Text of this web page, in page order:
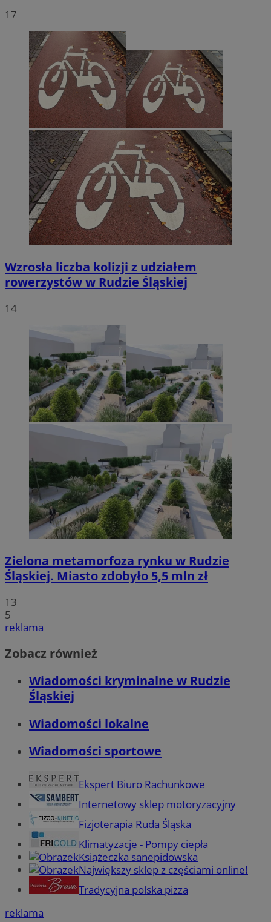
17
Wzrosła liczba kolizji z udziałem
rowerzystów w Rudzie Śląskiej
14
Zielona metamorfoza rynku w Rudzie
Śląskiej. Miasto zdobyło 5,5 mln zł
13
5
reklama
Zobacz również
Wiadomości kryminalne w Rudzie
Śląskiej
Wiadomości lokalne
Wiadomości sportowe
Ekspert Biuro Rachunkowe
Internetowy sklep motoryzacyjny
Fizjoterapia Ruda Śląska
Klimatyzacje - Pompy ciepła
Książeczka sanepidowska
Największy sklep z częściami online!
Tradycyjna polska pizza
reklama